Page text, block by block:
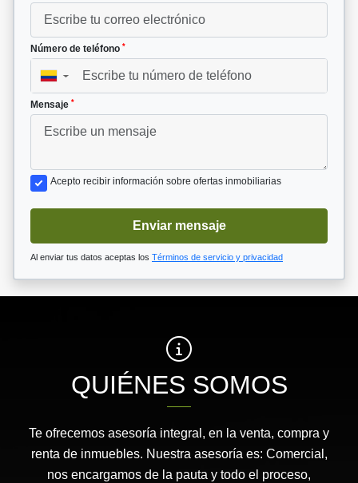
Número de teléfono *
▼
Mensaje *
Acepto recibir información sobre ofertas inmobiliarias
Enviar mensaje
Al enviar tus datos aceptas los Términos de servicio y privacidad
QUIÉNES SOMOS
Te ofrecemos asesoría integral, en la venta, compra y
renta de inmuebles. Nuestra asesoría es: Comercial,
nos encargamos de la pauta y todo el proceso,